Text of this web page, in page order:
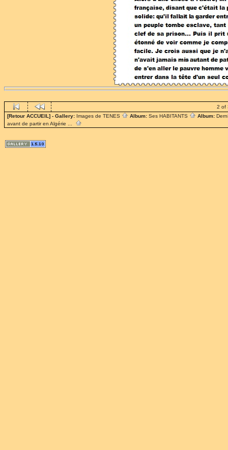
2 of
[Retour ACCUEIL] - Gallery: Images de TENES Album: Ses HABITANTS Album:
avant de partir en Algérie ...